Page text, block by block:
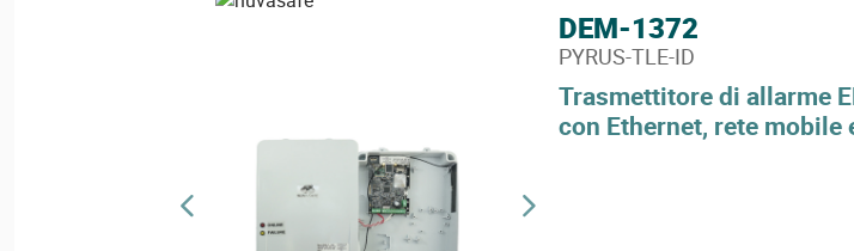
Trasmettitore di allarme
con Ethernet, rete mobile
DEM-1372
PYRUS-TLE-ID